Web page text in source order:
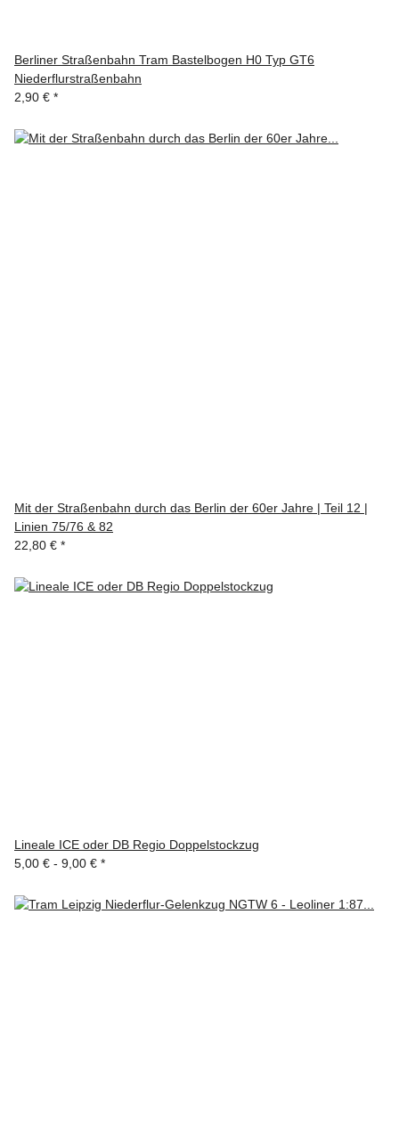
Berliner Straßenbahn Tram Bastelbogen H0 Typ GT6
Niederflurstraßenbahn
2,90 € *
Mit der Straßenbahn durch das Berlin der 60er Jahre | Teil 12 |
Linien 75/76 & 82
22,80 € *
Lineale ICE oder DB Regio Doppelstockzug
5,00 € - 9,00 € *